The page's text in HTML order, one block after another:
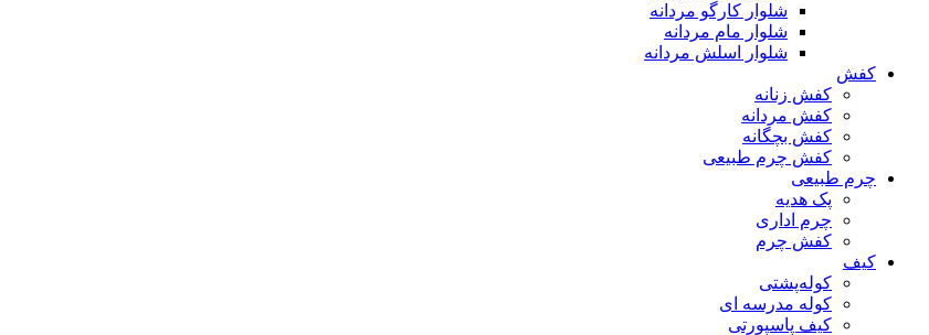
شلوار کارگو مردانه
شلوار مام مردانه
شلوار اسلش مردانه
کفش
کفش زنانه
کفش مردانه
کفش بچگانه
کفش چرم طبیعی
چرم طبیعی
پک هدیه
چرم اداری
کفش چرم
کیف
کوله‌پشتی
کوله مدرسه ای
کیف پاسپورتی